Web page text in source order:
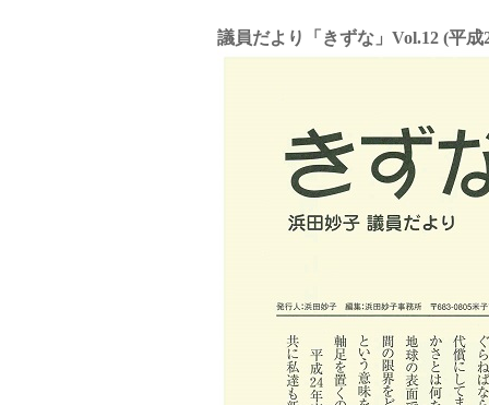
議員だより「きずな」Vol.12 (平成